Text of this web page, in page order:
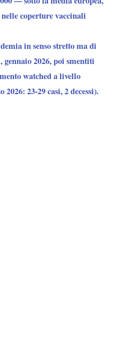
coperture vaccinali
in senso stretto ma di
2026, poi smentiti
watched a livello
23-29 casi, 2 decessi).